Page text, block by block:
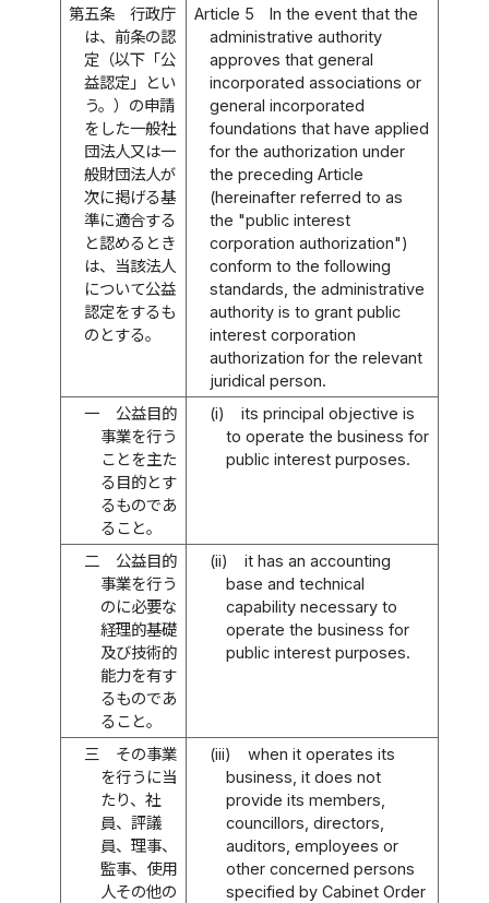
第五条
行政庁
は、前条の認
定（以下「公
益認定」とい
う。）の申請
をした一般社
団法人又は一
般財団法人が
次に掲げる基
準に適合する
と認めるとき
は、当該法人
について公益
認定をするも
のとする。
Article 5
In the event that the
administrative authority
approves that general
incorporated associations or
general incorporated
foundations that have applied
for the authorization under
the preceding Article
(hereinafter referred to as
the "public interest
corporation authorization")
conform to the following
standards, the administrative
authority is to grant public
interest corporation
authorization for the relevant
juridical person.
一
公益目的
事業を行う
ことを主た
る目的とす
るものであ
ること。
(i)
its principal objective is
to operate the business for
public interest purposes.
二
公益目的
事業を行う
のに必要な
経理的基礎
及び技術的
能力を有す
るものであ
ること。
(ii)
it has an accounting
base and technical
capability necessary to
operate the business for
public interest purposes.
三
その事業
を行うに当
たり、社
員、評議
員、理事、
監事、使用
人その他の
(iii)
when it operates its
business, it does not
provide its members,
councillors, directors,
auditors, employees or
other concerned persons
specified by Cabinet Order